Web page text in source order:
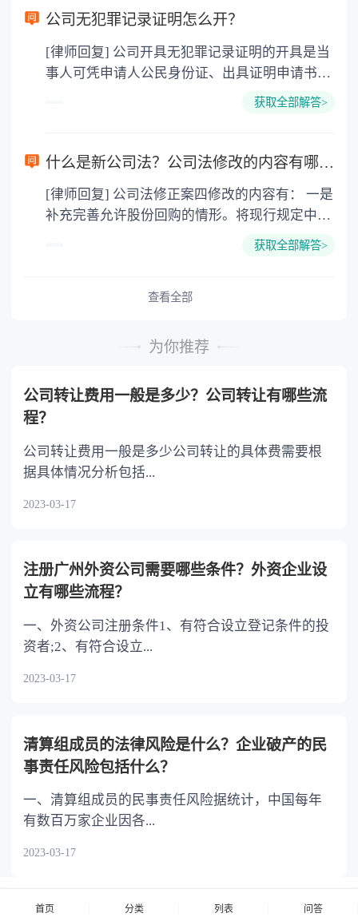
背公序良俗。 2、法律依据：《中华人民共和国
法律行为有效： (一)行为人具有相应的民事行为
能力； (二)意思表示真实； (三)不违反法律、行
政法规的强制性规定，不违背公序良俗。 第六百
一般包括借款种类、币种、用途、数额、利率、
利放贷，借款的利率不得违反国家有关规定。借
款合同对支付利息没有约定的，视为没有利息。
借款合同对支付利息约定不明确，当事人不能达
人之间借款的，视为没有利息。 夫妻之间打欠条
民事行为能力。 2.意思表示真实。 3.不
良俗。如自然人之间的借款合同约定支付利息
的，借款的利率不得违反国家有关限制借款利率
公司无犯罪记录证明怎么开？
[律师回复] 公司开具无犯罪记录证明的开具是当
事人可凭申请人公民身份证、出具证明申请书、
申请执业相关的文书或表格，向被证明对象户籍
“无犯罪”的一个证明。 《刑法》第一百条依
当如实向有关单位报告自己曾受过刑事处罚，不
得隐瞒。犯罪的时候不满十八周岁被判处五年有
期徒刑以下刑罚的人，免除前款规定的报告义
获取全部解答>
什么是新公司法？公司法修改的内容有哪些？
[律师回复] 公司法修正案四修改的内容有： 一是
补充完善允许股份回购的情形。将现行规定中
“将股份奖励给本公司职工”这一情形修改为“将
司债券”和“上市公司为避免公司遭受重大损害，
及“法律、行政法规规定的其他情形”的兜底性规
回购股份的期限。规定公司因将股份用于员工持
可转换为股票的公司债券，以及上市公司为避免
公司遭受重大损害、维护公司价值及股东权益所
规定或者股东大会的授权，经三分之二以上董事
本公司股份数不得超过本公司已发行股份总额的
百分之十，并应当在三年内转让或者注销。 三是
公司滥用股份回购制度，引发操纵市场、内幕交
易等利益输送行为，增加规定上市公司收购本公
司股份应当依照证券法的规定履行信息披露义
获取全部解答>
查看全部
为你推荐
公司转让费用一般是多少？公司转让有哪些流
程？
公司转让费用一般是多少公司转让的具体费需要根
据具体情况分析包括...
2023-03-17
注册广州外资公司需要哪些条件？外资企业设
立有哪些流程？
一、外资公司注册条件1、有符合设立登记条件的投
资者;2、有符合设立...
2023-03-17
清算组成员的法律风险是什么？企业破产的民
事责任风险包括什么？
一、清算组成员的民事责任风险据统计，中国每年
有数百万家企业因各...
2023-03-17
首页 分类 列表 问答